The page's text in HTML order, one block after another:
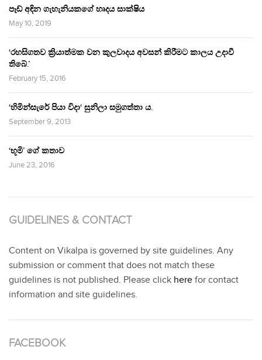
පෑඩ් අඳින ගැහැනියකගේ හෘදය සාක්ෂිය
May 10, 2019
‘රහසිගතව ක්‍රියාත්මක වන කුලවාදය අවසන් කිරීමට කාලය උදාවී
තිබේ.’
February 15, 2016
‘හිමින්සැරේ පියා විදා‘ සුනිලා සමුගත්තා ය.
September 9, 2013
‘භූමි’ ගේ කතාව
June 23, 2016
GUIDELINES & CONTACT
Content on Vikalpa is governed by site guidelines. Any
submission or comment that does not match these
guidelines is not published. Please click here for contact
information and site guidelines.
FACEBOOK